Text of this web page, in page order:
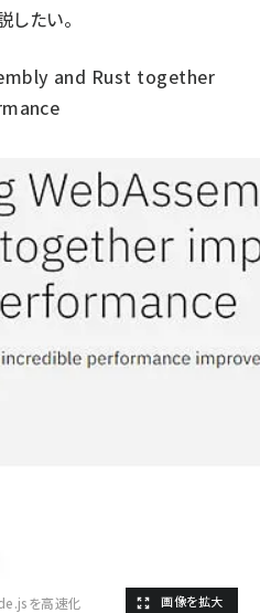
たい。
and Rust together
を高速化